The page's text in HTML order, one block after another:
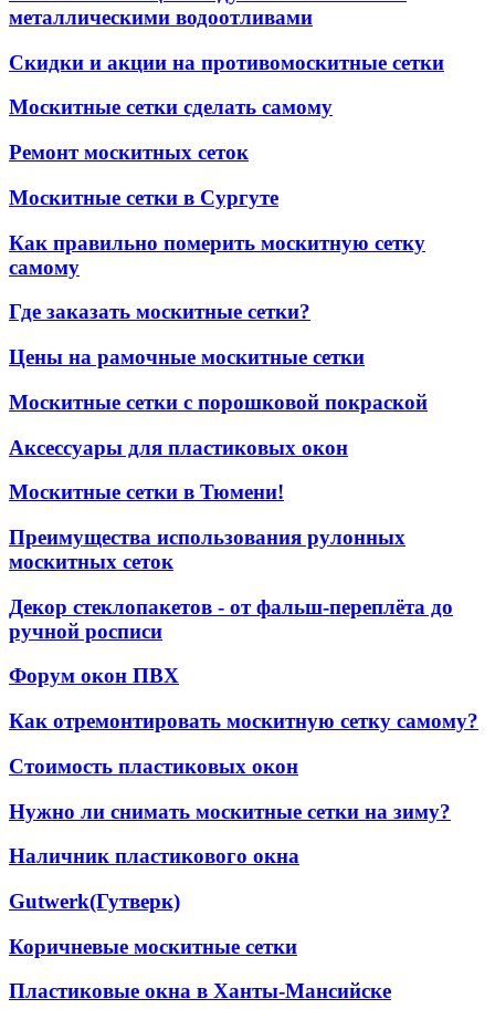
металлическими водоотливами
Скидки и акции на противомоскитные сетки
Москитные сетки сделать самому
Ремонт москитных сеток
Москитные сетки в Сургуте
Как правильно померить москитную сетку
самому
Где заказать москитные сетки?
Цены на рамочные москитные сетки
Москитные сетки с порошковой покраской
Аксессуары для пластиковых окон
Москитные сетки в Тюмени!
Преимущества использования рулонных
москитных сеток
Декор стеклопакетов - от фальш-переплёта до
ручной росписи
Форум окон ПВХ
Как отремонтировать москитную сетку самому?
Стоимость пластиковых окон
Нужно ли снимать москитные сетки на зиму?
Наличник пластикового окна
Gutwerk(Гутверк)
Коричневые москитные сетки
Пластиковые окна в Ханты-Мансийске